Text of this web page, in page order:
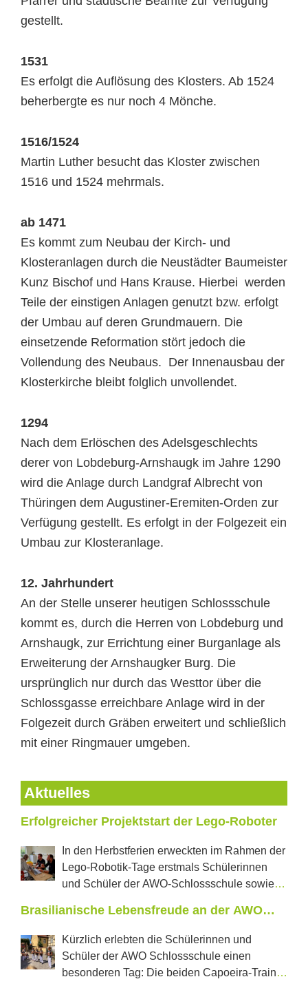
gestellt.
1531
Es erfolgt die Auflösung des Klosters. Ab 1524
beherbergte es nur noch 4 Mönche.
1516/1524
Martin Luther besucht das Kloster zwischen
1516 und 1524 mehrmals.
ab 1471
Es kommt zum Neubau der Kirch- und
Klosteranlagen durch die Neustädter Baumeister
Kunz Bischof und Hans Krause. Hierbei werden
Teile der einstigen Anlagen genutzt bzw. erfolgt
der Umbau auf deren Grundmauern. Die
einsetzende Reformation stört jedoch die
Vollendung des Neubaus. Der Innenausbau der
Klosterkirche bleibt folglich unvollendet.
1294
Nach dem Erlöschen des Adelsgeschlechts
derer von Lobdeburg-Arnshaugk im Jahre 1290
wird die Anlage durch Landgraf Albrecht von
Thüringen dem Augustiner-Eremiten-Orden zur
Verfügung gestellt. Es erfolgt in der Folgezeit ein
Umbau zur Klosteranlage.
12. Jahrhundert
An der Stelle unserer heutigen Schlossschule
kommt es, durch die Herren von Lobdeburg und
Arnshaugk, zur Errichtung einer Burganlage als
Erweiterung der Arnshaugker Burg. Die
ursprünglich nur durch das Westtor über die
Schlossgasse erreichbare Anlage wird in der
Folgezeit durch Gräben erweitert und schließlich
mit einer Ringmauer umgeben.
Aktuelles
Erfolgreicher Projektstart der Lego-Roboter
In den Herbstferien erweckten im Rahmen der
Lego-Robotik-Tage erstmals Schülerinnen
und Schüler der AWO-Schlossschule sowie
Roboter und selbstfahrende Autos zum Leben. In
jeweils zwei Projekttagen konnten die Jugendlichen
erproben, was in den vom Förderverein Castillo e.V.
mit einer Förderung der LEADER Aktionsgruppe
Brasilianische Lebensfreude an der AWO
Kürzlich erlebten die Schülerinnen und
Schüler der AWO Schlossschule einen
besonderen Tag: Die beiden Capoeira-Trainer